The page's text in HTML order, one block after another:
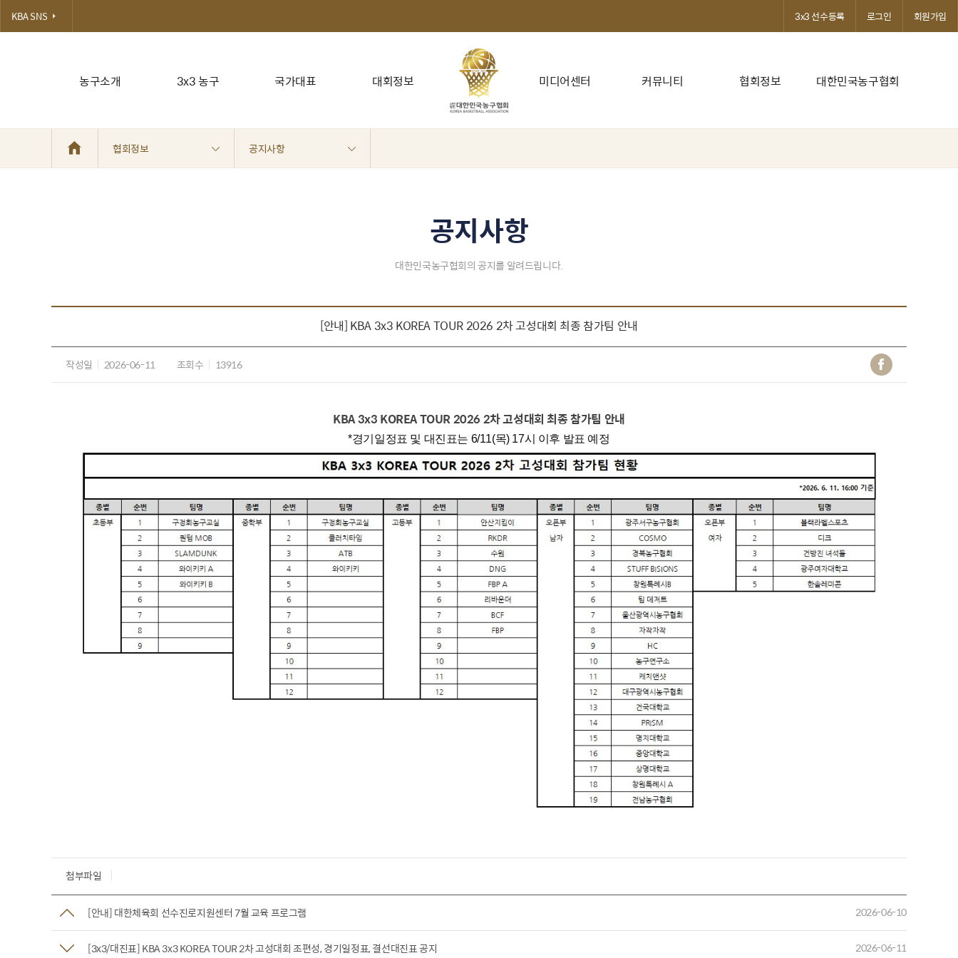
농구소개 3x3 농구 국가대표 대회정보 미디어센터 커뮤니티 협회정보 대한민국농구협회
KBA SNS 3x3 선수등록 로그인 회원가입
협회정보 공지사항
공지사항
대한민국농구협회의 공지를 알려드립니다.
[안내] KBA 3x3 KOREA TOUR 2026 2차 고성대회 최종 참가팀 안내
작성일 2026-06-11 조회수 13916
KBA 3x3 KOREA TOUR 2026 2차 고성대회 최종 참가팀 안내
*경기일정표 및 대진표는 6/11(목) 17시 이후 발표 예정
첨부파일
[안내] 대한체육회 선수진로지원센터 7월 교육 프로그램 2026-06-10
[3x3/대진표] KBA 3x3 KOREA TOUR 2차 고성대회 조편성, 경기일정표, 결선대진표 공지 2026-06-11